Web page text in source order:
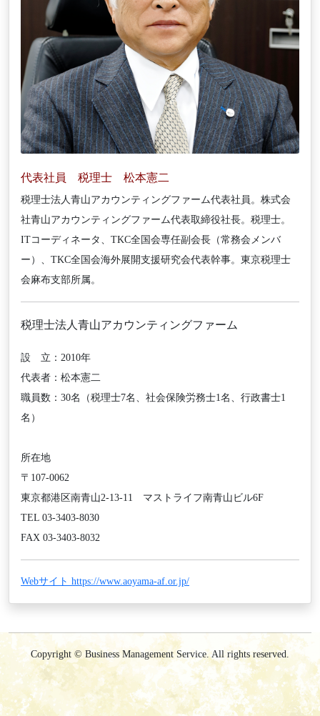
代表社員 税理士 松本憲二
税理士法人青山アカウンティングファーム代表社員。株式会
社青山アカウンティングファーム代表取締役社長。税理士。
ITコーディネータ、TKC全国会専任副会長（常務会メンバ
ー）、TKC全国会海外展開支援研究会代表幹事。東京税理士
会麻布支部所属。
税理士法人青山アカウンティングファーム
設 立：2010年
代表者：松本憲二
職員数：30名（税理士7名、社会保険労務士1名、行政書士1
名）
所在地
〒107-0062
東京都港区南青山2-13-11 マストライフ南青山ビル6F
TEL 03-3403-8030
FAX 03-3403-8032
Webサイト https://www.aoyama-af.or.jp/
Copyright © Business Management Service. All rights reserved.